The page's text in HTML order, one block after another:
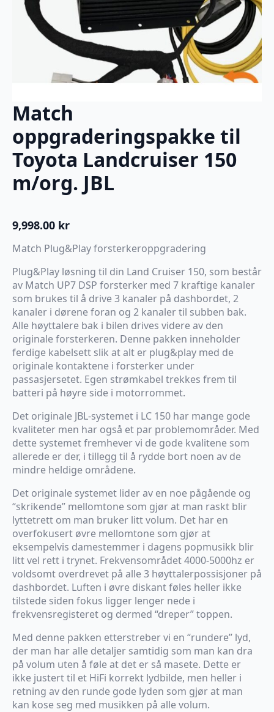
Match
oppgraderingspakke til
Toyota Landcruiser 150
m/org. JBL
9,998.00 kr
Match Plug&Play forsterkeroppgradering
Plug&Play løsning til din Land Cruiser 150, som består
av Match UP7 DSP forsterker med 7 kraftige kanaler
som brukes til å drive 3 kanaler på dashbordet, 2
kanaler i dørene foran og 2 kanaler til subben bak.
Alle høyttalere bak i bilen drives videre av den
originale forsterkeren. Denne pakken inneholder
ferdige kabelsett slik at alt er plug&play med de
originale kontaktene i forsterker under
passasjersetet. Egen strømkabel trekkes frem til
batteri på høyre side i motorrommet.
Det originale JBL-systemet i LC 150 har mange gode
kvaliteter men har også et par problemområder. Med
dette systemet fremhever vi de gode kvalitene som
allerede er der, i tillegg til å rydde bort noen av de
mindre heldige områdene.
Det originale systemet lider av en noe pågående og
“skrikende” mellomtone som gjør at man raskt blir
lyttetrett om man bruker litt volum. Det har en
overfokusert øvre mellomtone som gjør at
eksempelvis damestemmer i dagens popmusikk blir
litt vel rett i trynet. Frekvensområdet 4000-5000hz er
voldsomt overdrevet på alle 3 høyttalerpossisjoner på
dashbordet. Luften i øvre diskant føles heller ikke
tilstede siden fokus ligger lenger nede i
frekvensregisteret og dermed “dreper” toppen.
Med denne pakken etterstreber vi en “rundere” lyd,
der man har alle detaljer samtidig som man kan dra
på volum uten å føle at det er så masete. Dette er
ikke justert til et HiFi korrekt lydbilde, men heller i
retning av den runde gode lyden som gjør at man
kan kose seg med musikken på alle volum.